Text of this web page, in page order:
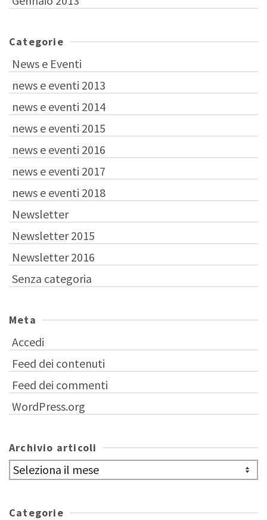
Categorie
News e Eventi
news e eventi 2013
news e eventi 2014
news e eventi 2015
news e eventi 2016
news e eventi 2017
news e eventi 2018
Newsletter
Newsletter 2015
Newsletter 2016
Senza categoria
Meta
Accedi
Feed dei contenuti
Feed dei commenti
WordPress.org
Archivio articoli
Archivio
articoli
Categorie